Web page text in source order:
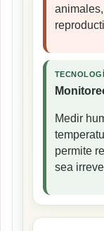
Medir
permite
sea